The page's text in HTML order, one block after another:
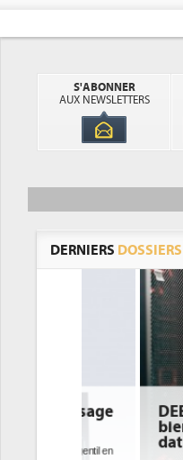
S'ABONNER
AUX NEWSLETTERS
DERNIERS DOSSIERS
DEE:
bientôt